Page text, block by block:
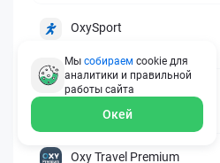
OxySport
ERGO AXA
22 место 2 отзыва
Oxy Travel Premium
Мы собираем cookie для
аналитики и правильной
работы сайта
Окей